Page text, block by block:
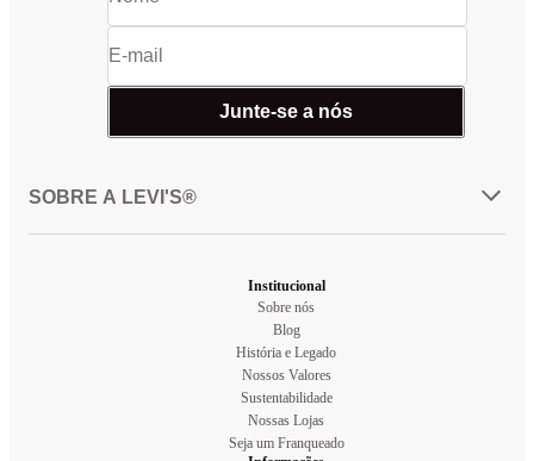
Junte-se a nós
SOBRE A LEVI'S®
Institucional
Sobre nós
Blog
História e Legado
Nossos Valores
Sustentabilidade
Nossas Lojas
Seja um Franqueado